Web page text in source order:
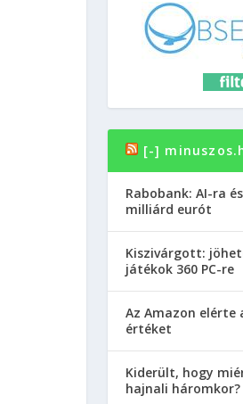
[-]
Rabobank: AI-ra
milliárd eurót
Kiszivárgott:
játékok 360 PC-re
Az Amazon elérte
értéket
Kiderült, hogy
hajnali háromkor?